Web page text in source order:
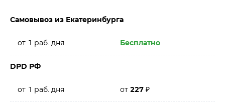
Самовывоз из Екатеринбурга
от 1 раб. дня Бесплатно
DPD РФ
от 1 раб. дня от 227 ₽